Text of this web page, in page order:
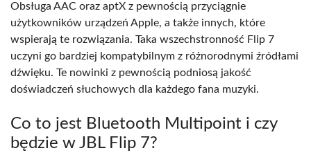
Obsługa AAC oraz aptX z pewnością przyciągnie
użytkowników urządzeń Apple, a także innych, które
wspierają te rozwiązania. Taka wszechstronność Flip 7
uczyni go bardziej kompatybilnym z różnorodnymi źródłami
dźwięku. Te nowinki z pewnością podniosą jakość
doświadczeń słuchowych dla każdego fana muzyki.
Co to jest Bluetooth Multipoint i czy
będzie w JBL Flip 7?